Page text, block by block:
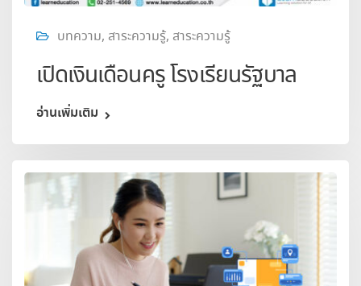
บทความ, สาระความรู้, สาระความรู้
เปิดเงินเดือนครู โรงเรียนรัฐบาล
อ่านเพิ่มเติม